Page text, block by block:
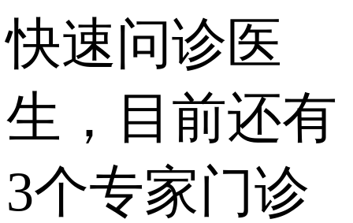
快速问诊医
生，目前还有
3个专家门诊